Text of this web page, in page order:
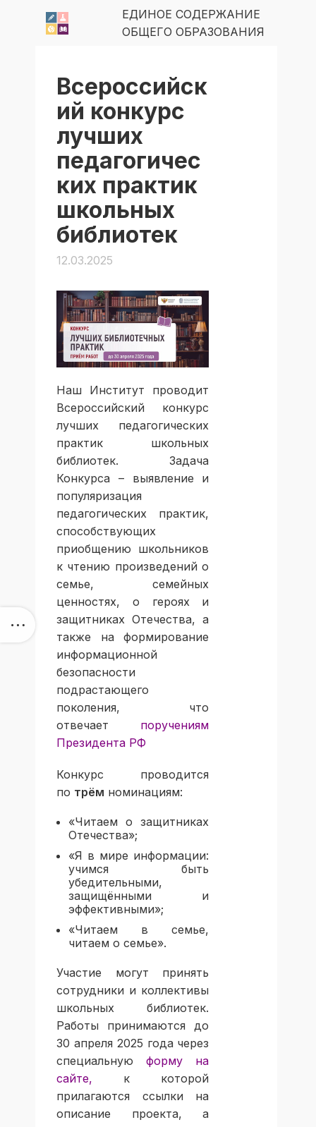
ЕДИНОЕ СОДЕРЖАНИЕ
ОБЩЕГО ОБРАЗОВАНИЯ
Всероссийск
ий конкурс
лучших
педагогичес
ких практик
школьных
библиотек
12.03.2025
Наш Институт проводит
Всероссийский конкурс
лучших педагогических
практик школьных
библиотек. Задача
Конкурса – выявление и
популяризация
педагогических практик,
способствующих
приобщению школьников
к чтению произведений о
семье, семейных
ценностях, о героях и
защитниках Отечества, а
также на формирование
информационной
безопасности
подрастающего
поколения, что
отвечает поручениям
Президента РФ
Конкурс проводится
по трём номинациям:
«Читаем о защитниках
Отечества»;
«Я в мире информации:
учимся быть
убедительными,
защищёнными и
эффективными»;
«Читаем в семье,
читаем о семье».
Участие могут принять
сотрудники и коллективы
школьных библиотек.
Работы принимаются до
30 апреля 2025 года через
специальнуюформу на
сайте, к которой
прилагаются ссылки на
описание проекта, а